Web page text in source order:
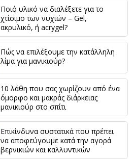
Ποιό υλικό να διαλέξετε για το
χτίσιμο των νυχιών – Gel,
ακρυλικό, ή acrygel?
Πώς να επιλέξουμε την κατάλληλη
λίμα για μανικιούρ?
10 λάθη που σας χωρίζουν από ένα
όμορφο και μακράς διάρκειας
μανικιούρ στο σπίτι
Επικίνδυνα συστατικά που πρέπει
να αποφεύγουμε κατά την αγορά
βερνικιών και καλλυντικών